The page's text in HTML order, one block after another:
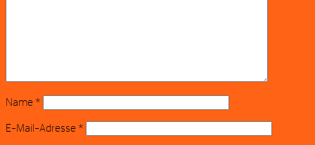
Name*
E-Mail-Adresse*